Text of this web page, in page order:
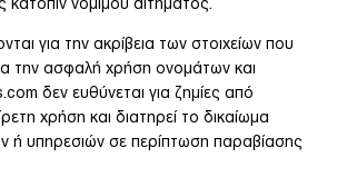
κατόπιν νόμιμου αιτήματος.
για την ακρίβεια των στοιχείων που
την ασφαλή χρήση ονομάτων και
δεν ευθύνεται για ζημίες από
χρήση και διατηρεί το δικαίωμα
ή υπηρεσιών σε περίπτωση παραβίασης